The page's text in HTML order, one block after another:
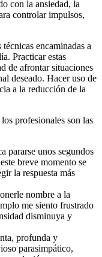
con la ansiedad, la
controlar impulsos,
encaminadas a
Practicar estas
de afrontar situaciones
deseado. Hacer uso de
a la reducción de la
profesionales son las
pararse unos segundos
breve momento se
la respuesta más
nombre a la
me siento frustrado
disminuya y
profunda y
parasimpático,